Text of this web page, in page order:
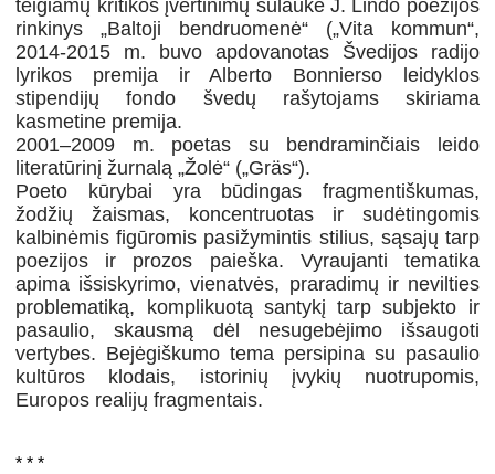
teigiamų kritikos įvertinimų sulaukė J. Lindo poezijos
rinkinys „Baltoji bendruomenė“ („Vita kommun“,
2014-2015 m. buvo apdovanotas Švedijos radijo
lyrikos premija ir Alberto Bonnierso leidyklos
stipendijų fondo švedų rašytojams skiriama
kasmetine premija.
2001–2009 m. poetas su bendraminčiais leido
literatūrinį žurnalą „Žolė“ („Gräs“).
Poeto kūrybai yra būdingas fragmentiškumas,
žodžių žaismas, koncentruotas ir sudėtingomis
kalbinėmis figūromis pasižymintis stilius, sąsajų tarp
poezijos ir prozos paieška. Vyraujanti tematika
apima išsiskyrimo, vienatvės, praradimų ir nevilties
problematiką, komplikuotą santykį tarp subjekto ir
pasaulio, skausmą dėl nesugebėjimo išsaugoti
vertybes. Bejėgiškumo tema persipina su pasaulio
kultūros klodais, istorinių įvykių nuotrupomis,
Europos realijų fragmentais.
* * *